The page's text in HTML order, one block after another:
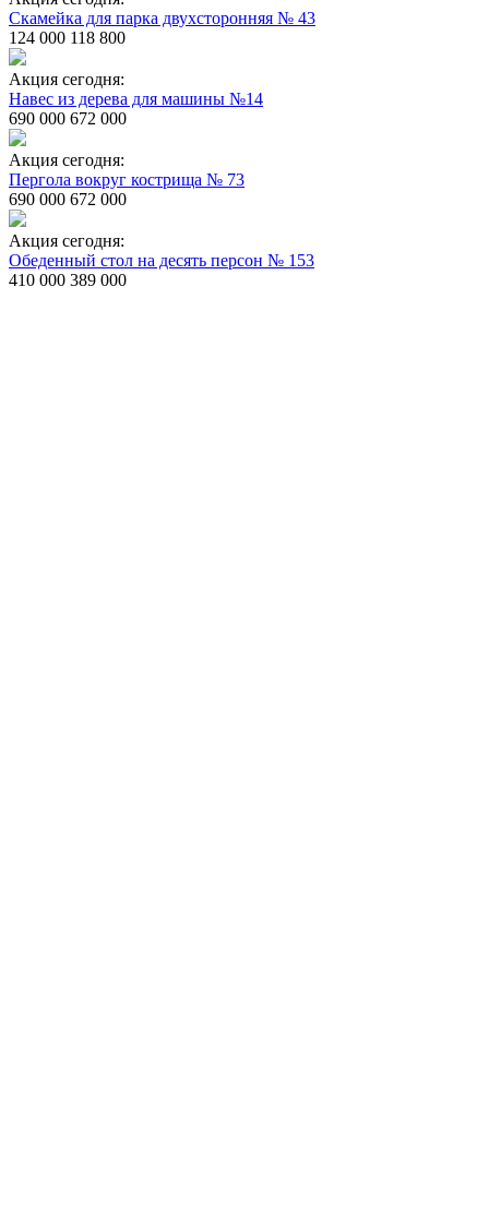
Скамейка для парка двухсторонняя № 43
124 000 118 800
Акция сегодня:
Навес из дерева для машины №14
690 000 672 000
Акция сегодня:
Пергола вокруг кострища № 73
690 000 672 000
Акция сегодня:
Обеденный стол на десять персон № 153
410 000 389 000